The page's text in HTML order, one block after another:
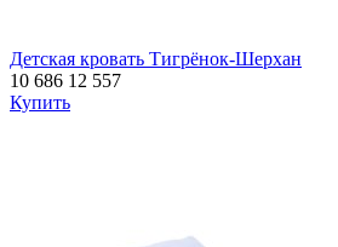
Детская кровать Тигрёнок-Шерхан
10 686 12 557
Купить